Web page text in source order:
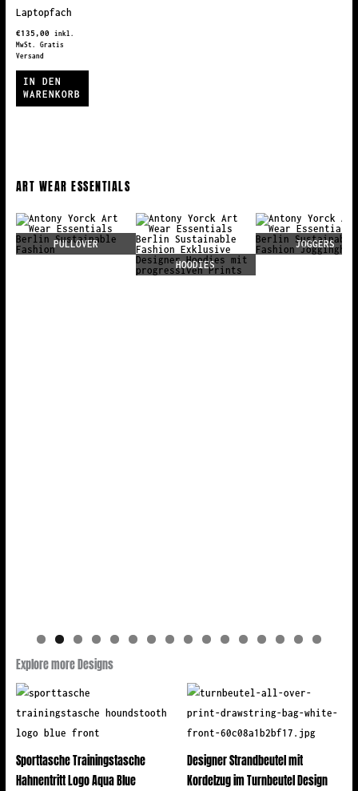
Laptopfach
€135,00
inkl.
MwSt. Gratis
Versand
IN DEN
WARENKORB
ART WEAR ESSENTIALS
JOGGERS LEGGINGS
Explore more Designs
Sporttasche Trainingstasche
Hahnentritt Logo Aqua Blue
Designer Strandbeutel mit
Kordelzug im Turnbeutel Design